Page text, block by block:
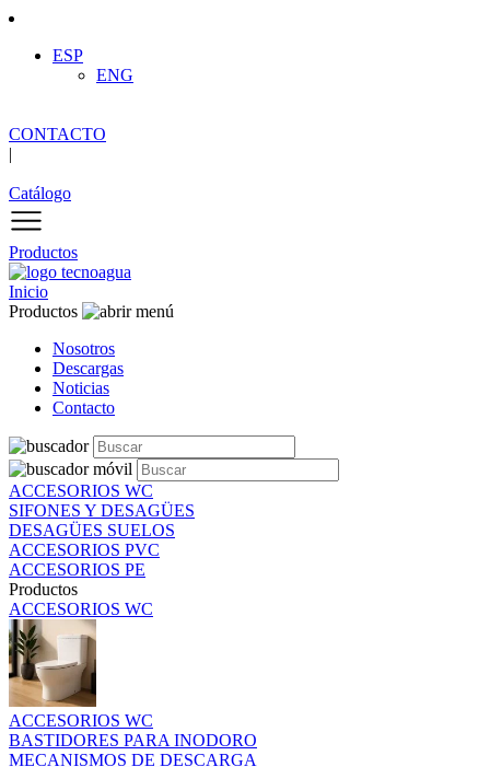
ESP
ENG
CONTACTO
|
Catálogo
Productos
Inicio
Productos
Nosotros
Descargas
Noticias
Contacto
ACCESORIOS WC
SIFONES Y DESAGÜES
DESAGÜES SUELOS
ACCESORIOS PVC
ACCESORIOS PE
Productos
ACCESORIOS WC
ACCESORIOS WC
BASTIDORES PARA INODORO
MECANISMOS DE DESCARGA